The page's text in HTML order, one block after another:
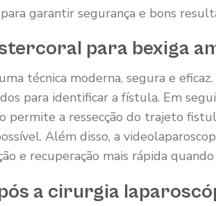
garantir segurança e bons
para bexiga
técnica moderna, segura e
para identificar a fístula. Em
a ressecção do trajeto
Além disso, a
e recuperação mais rápida
a cirurgia